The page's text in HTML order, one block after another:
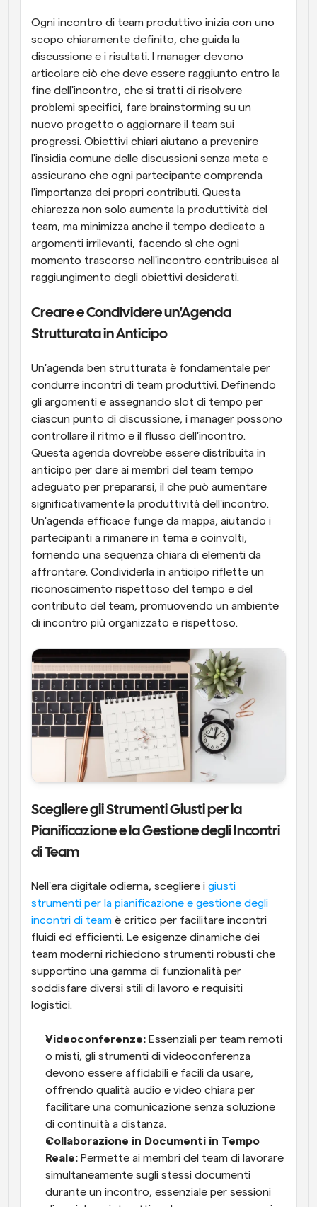
Ogni incontro di team produttivo inizia con uno
scopo chiaramente definito, che guida la
discussione e i risultati. I manager devono
articolare ciò che deve essere raggiunto entro la
fine dell'incontro, che si tratti di risolvere
problemi specifici, fare brainstorming su un
nuovo progetto o aggiornare il team sui
progressi. Obiettivi chiari aiutano a prevenire
l'insidia comune delle discussioni senza meta e
assicurano che ogni partecipante comprenda
l'importanza dei propri contributi. Questa
chiarezza non solo aumenta la produttività del
team, ma minimizza anche il tempo dedicato a
argomenti irrilevanti, facendo sì che ogni
momento trascorso nell'incontro contribuisca al
raggiungimento degli obiettivi desiderati.
Creare e Condividere un'Agenda
Strutturata in Anticipo
Un'agenda ben strutturata è fondamentale per
condurre incontri di team produttivi. Definendo
gli argomenti e assegnando slot di tempo per
ciascun punto di discussione, i manager possono
controllare il ritmo e il flusso dell'incontro.
Questa agenda dovrebbe essere distribuita in
anticipo per dare ai membri del team tempo
adeguato per prepararsi, il che può aumentare
significativamente la produttività dell'incontro.
Un'agenda efficace funge da mappa, aiutando i
partecipanti a rimanere in tema e coinvolti,
fornendo una sequenza chiara di elementi da
affrontare. Condividerla in anticipo riflette un
riconoscimento rispettoso del tempo e del
contributo del team, promuovendo un ambiente
di incontro più organizzato e rispettoso.
Scegliere gli Strumenti Giusti per la
Pianificazione e la Gestione degli Incontri
di Team
Nell'era digitale odierna, scegliere i giusti
strumenti per la pianificazione e gestione degli
incontri di team è critico per facilitare incontri
fluidi ed efficienti. Le esigenze dinamiche dei
team moderni richiedono strumenti robusti che
supportino una gamma di funzionalità per
soddisfare diversi stili di lavoro e requisiti
logistici.
Videoconferenze: Essenziali per team remoti
o misti, gli strumenti di videoconferenza
devono essere affidabili e facili da usare,
offrendo qualità audio e video chiara per
facilitare una comunicazione senza soluzione
di continuità a distanza.
Collaborazione in Documenti in Tempo
Reale: Permette ai membri del team di lavorare
simultaneamente sugli stessi documenti
durante un incontro, essenziale per sessioni